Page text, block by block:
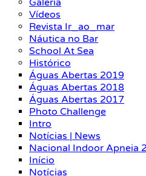
Galeria
Vídeos
Revista Ir_ao_mar
Náutica no Bar
School At Sea
Histórico
Águas Abertas 2019
Águas Abertas 2018
Águas Abertas 2017
Photo Challenge
Intro
Notícias | News
Nacional Indoor Apneia
Início
Notícias